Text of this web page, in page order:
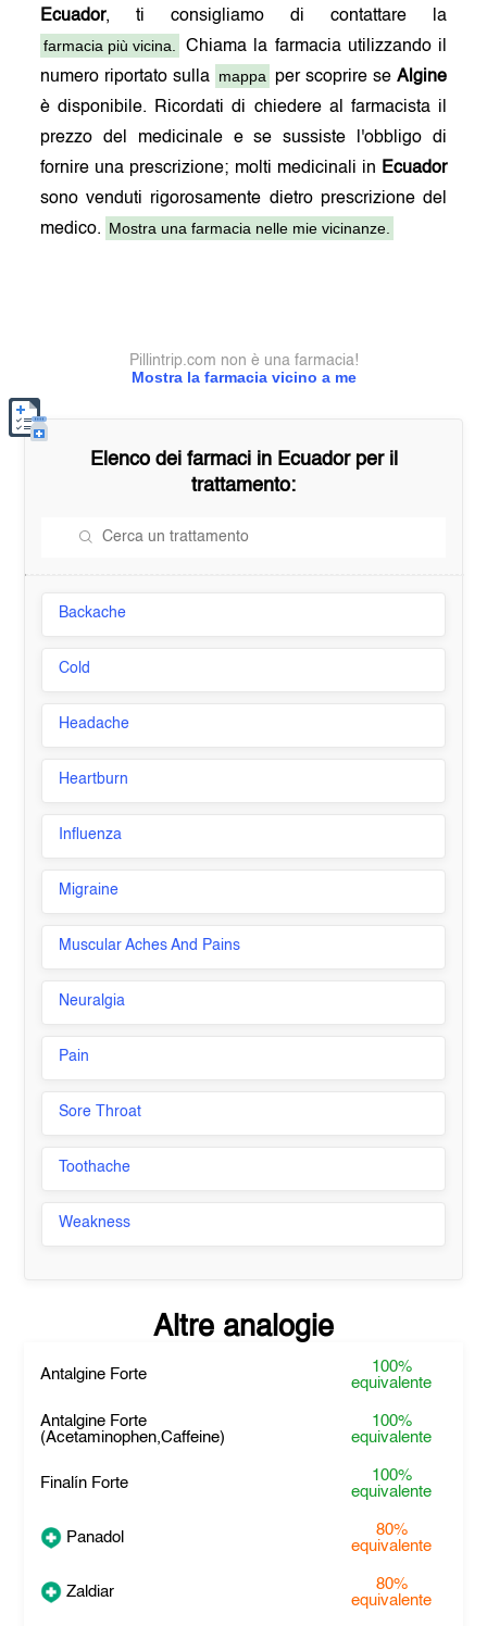
Ecuador, ti consigliamo di contattare la
farmacia più vicina.
Chiama la farmacia utilizzando il
numero riportato sulla mappa per scoprire se Algine
è disponibile. Ricordati di chiedere al farmacista il
prezzo del medicinale e se sussiste l'obbligo di
fornire una prescrizione; molti medicinali in Ecuador
sono venduti rigorosamente dietro prescrizione del
medico. Mostra una farmacia nelle mie vicinanze.
Mostra la farmacia vicino a me
Pillintrip.com non è una farmacia!
Elenco dei farmaci in Ecuadorper il
trattamento:
Backache
Cold
Headache
Heartburn
Influenza
Migraine
Muscular Aches And Pains
Neuralgia
Pain
Sore Throat
Toothache
Weakness
Altre analogie
Antalgine Forte
100%
equivalente
Antalgine Forte
(Acetaminophen,Caffeine)
100%
equivalente
Finalín Forte
100%
equivalente
Panadol
80%
equivalente
Zaldiar
80%
equivalente